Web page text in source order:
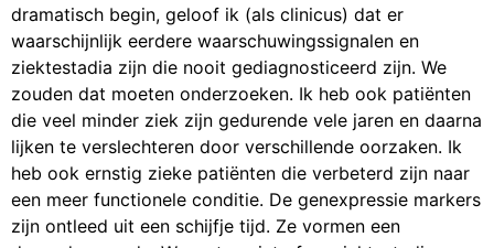
dramatisch begin, geloof ik (als clinicus) dat er
waarschijnlijk eerdere waarschuwingssignalen en
ziektestadia zijn die nooit gediagnosticeerd zijn. We
zouden dat moeten onderzoeken. Ik heb ook patiënten
die veel minder ziek zijn gedurende vele jaren en daarna
lijken te verslechteren door verschillende oorzaken. Ik
heb ook ernstig zieke patiënten die verbeterd zijn naar
een meer functionele conditie. De genexpressie markers
zijn ontleed uit een schijfje tijd. Ze vormen een